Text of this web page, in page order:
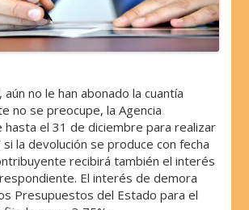
no le han abonado la cuantía
no se preocupe, la Agencia
hasta el 31 de diciembre para realizar
si la devolución se produce con fecha
recibirá también el interés
El interés de demora
Presupuestos del Estado para el